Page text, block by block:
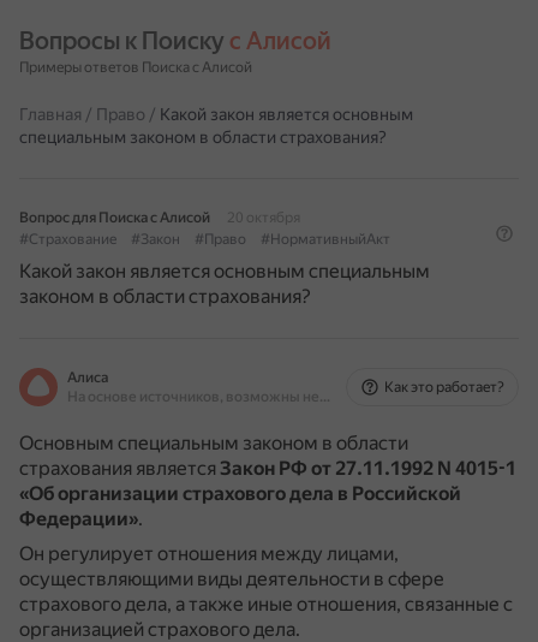
Вопросы к Поиску с Алисой
Примеры ответов Поиска с Алисой
Главная / Право / Какой закон является основным
специальным законом в области страхования?
Вопрос для Поиска с Алисой
20 октября
#Страхование
#Закон #Право #НормативныйАкт
Какой закон является основным специальным
законом в области страхования?
Алиса
На основе источников, возможны неточности
Как это работает?
Основным специальным законом в области
страхования является Закон РФ от 27.11.1992 N 4015-1
«Об организации страхового дела в Российской
Федерации».
Он регулирует отношения между лицами,
осуществляющими виды деятельности в сфере
страхового дела, а также иные отношения, связанные с
организацией страхового дела.